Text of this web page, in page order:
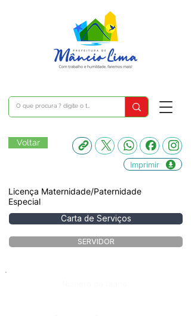
Voltar
Imprimir
Licença Maternidade/Paternidade
Especial
Carta de Serviços
SERVIDOR